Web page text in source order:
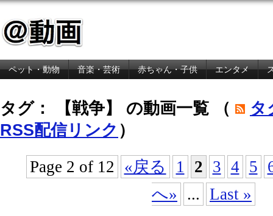
ペット・動物 音楽・芸術 赤ちゃん・子供 エンタメ
タグ： 【戦争】 の動画一覧 （
タ
RSS配信リンク ）
Page 2 of 12
«戻る 1 2 3 4 5
へ»
... Last »